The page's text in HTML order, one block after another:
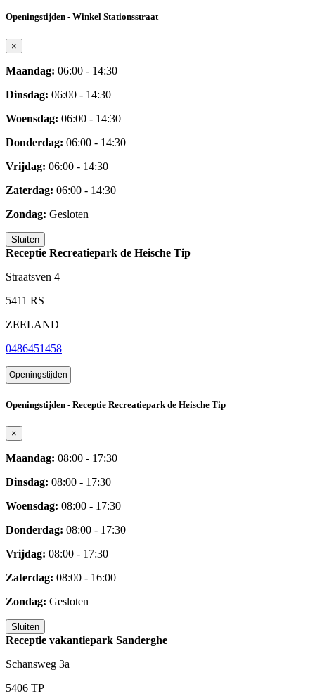
Openingstijden - Winkel Stationsstraat
×
Maandag: 06:00 - 14:30
Dinsdag: 06:00 - 14:30
Woensdag: 06:00 - 14:30
Donderdag: 06:00 - 14:30
Vrijdag: 06:00 - 14:30
Zaterdag: 06:00 - 14:30
Zondag: Gesloten
Sluiten
Receptie Recreatiepark de Heische Tip
Straatsven 4
5411 RS
ZEELAND
0486451458
Openingstijden
Openingstijden - Receptie Recreatiepark de Heische Tip
×
Maandag: 08:00 - 17:30
Dinsdag: 08:00 - 17:30
Woensdag: 08:00 - 17:30
Donderdag: 08:00 - 17:30
Vrijdag: 08:00 - 17:30
Zaterdag: 08:00 - 16:00
Zondag: Gesloten
Sluiten
Receptie vakantiepark Sanderghe
Schansweg 3a
5406 TP